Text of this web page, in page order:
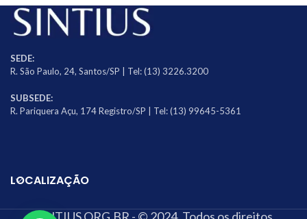
SEDE:
R. São Paulo, 24, Santos/SP | Tel: (13) 3226.3200
SUBSEDE:
R. Pariquera Açu, 174 Registro/SP | Tel: (13) 99645-5361
LOCALIZAÇÃO
SINTIUS.ORG.BR - © 2024. Todos os direitos